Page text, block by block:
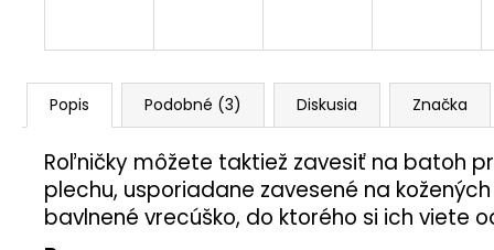
Popis Podobné (3) Diskusia Značka
Roľničky môžete taktiež zavesiť na batoh
plechu, usporiadane zavesené na
bavlnené vrecúško, do ktorého si ich viete